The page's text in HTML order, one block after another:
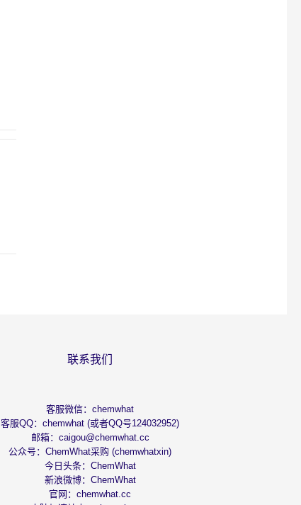
联系我们
客服微信：chemwhat
客服QQ：chemwhat (或者QQ号124032952)
邮箱： caigou@chemwhat.cc
公众号：ChemWhat采购 (chemwhatxin)
今日头条： ChemWhat
新浪微博： ChemWhat
官网：chemwhat.cc